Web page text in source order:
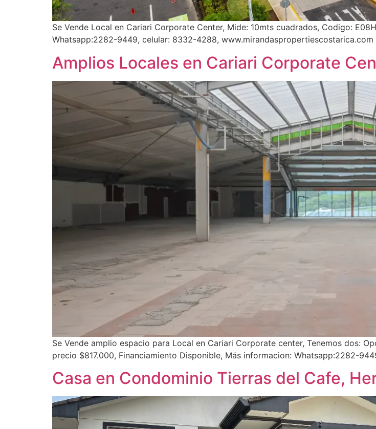
Se Vende Local en Cariari Corporate Center, Mide: 10mts cuadrados, Codigo:
Whatsapp:2282-9449, celular: 8332-4288, www.mirandaspropertiescostarica.com
Amplios Locales en Cariari Corporate
Se Vende amplio espacio para Local en Cariari Corporate center, Tenemos dos:
precio $817.000, Financiamiento Disponible, Más informacion: Whatsapp:2282-
Casa en Condominio Tierras del Cafe,